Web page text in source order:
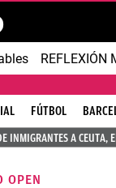
REFLEXIÓN
FÚTBOL
INMIGRANTES A CEUTA,
OPEN